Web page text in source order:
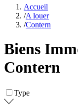
Accueil
/A louer
/Contern
Biens
Contern
Type